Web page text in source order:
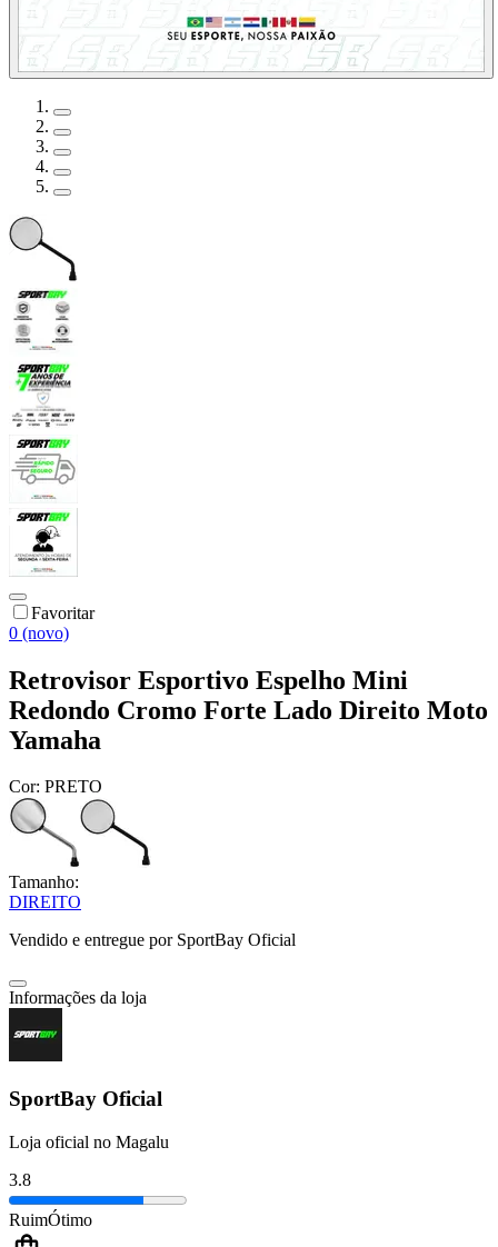
Favoritar
0 (novo)
Retrovisor Esportivo Espelho Mini
Redondo Cromo Forte Lado Direito Moto
Yamaha
Cor: PRETO
Tamanho:
DIREITO
Vendido e entregue por SportBay Oficial
Informações da loja
SportBay Oficial
Loja oficial no Magalu
3.8
RuimÓtimo